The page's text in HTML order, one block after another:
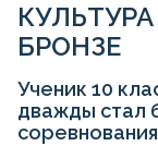
БРОНЗЕ
Ученик 10
дважды стал